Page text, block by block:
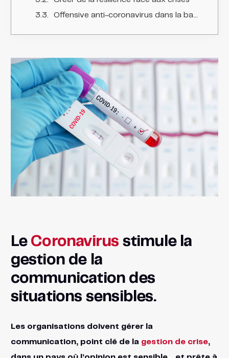
Offensive anti-coronavirus dans la banque et l'assurance
Le Coronavirus stimule la
gestion de la
communication des
situations sensibles.
Les organisations doivent gérer la
communication, point clé de la gestion de crise,